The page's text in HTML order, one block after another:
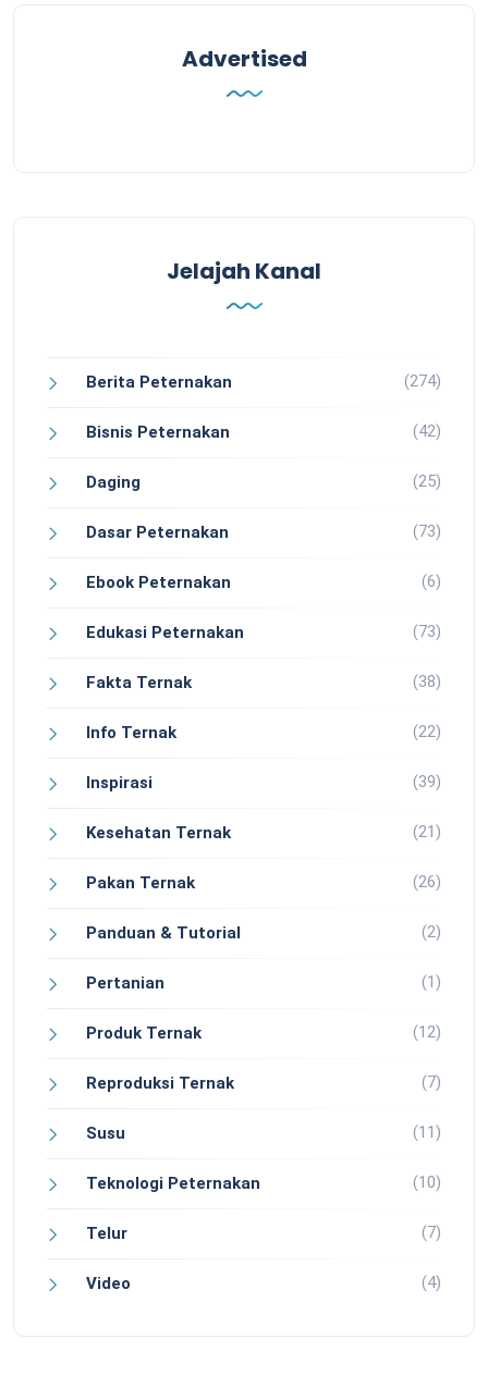
Advertised
Jelajah Kanal
Berita Peternakan (274)
Bisnis Peternakan (42)
Daging (25)
Dasar Peternakan (73)
Ebook Peternakan (6)
Edukasi Peternakan (73)
Fakta Ternak (38)
Info Ternak (22)
Inspirasi (39)
Kesehatan Ternak (21)
Pakan Ternak (26)
Panduan & Tutorial (2)
Pertanian (1)
Produk Ternak (12)
Reproduksi Ternak (7)
Susu (11)
Teknologi Peternakan (10)
Telur (7)
Video (4)